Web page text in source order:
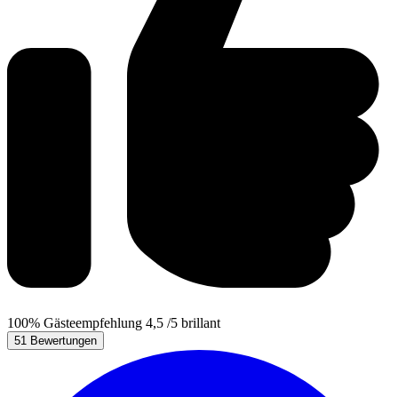
100% Gästeempfehlung 4,5 /5 brillant
51 Bewertungen